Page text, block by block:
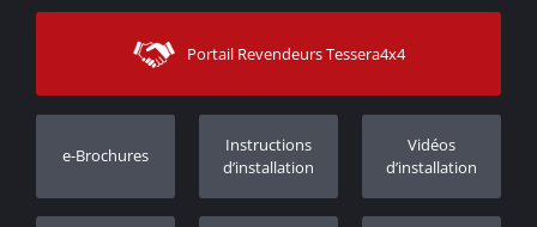
Sitemap
Moyens d’expédition
Contacter
Assistance aux clients
Suivi des commandes
Concessionnaires
Portail Revendeurs Tessera4x4
e-Brochures
Instructions
d’installation
Vidéos
d’installation